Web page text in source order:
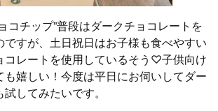
コチップ”普段はダークチョコレートを
すが、土日祝日はお子様も食べやすい
コレートを使用しているそう♡子供向け
嬉しい！今度は平日にお伺いしてダー
してみたいです。